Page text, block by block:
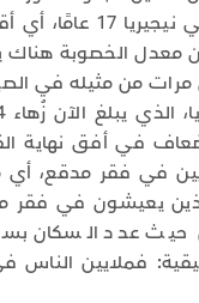
متوسط العمر في
الخصوبة هناك
من مثيله في
في أفق نهاية
في فقر مدقع،
يعيشون في فقر
حيث عدد السكان
فملايين الناس